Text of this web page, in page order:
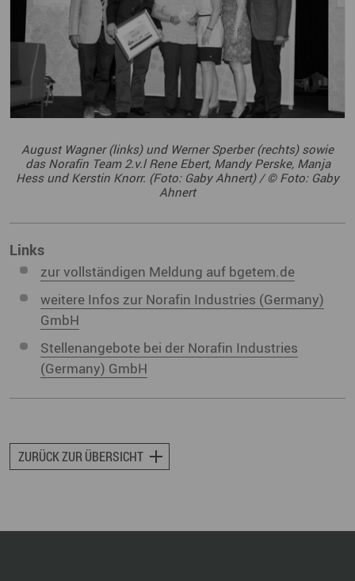
August Wagner (links) und Werner Sperber (rechts) sowie
das Norafin Team 2.v.l Rene Ebert, Mandy Perske, Manja
Hess und Kerstin Knorr. (Foto: Gaby Ahnert) / © Foto: Gaby
Ahnert
Links
zur vollständigen Meldung auf bgetem.de
weitere Infos zur Norafin Industries (Germany)
GmbH
Stellenangebote bei der Norafin Industries
(Germany) GmbH
ZURÜCK ZUR ÜBERSICHT